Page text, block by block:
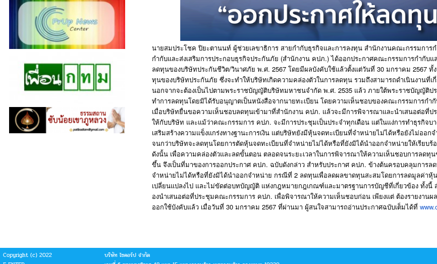
นายสมประโชค ปิยะตานนท์ ผู้ช่วยเลขาธิการ สายกำกับธุรกิจและการลงทุน สำนักงานคณะกรรมการ
กำกับและส่งเสริมการประกอบธุรกิจประกันภัย (สำนักงาน คปภ.) ได้ออกประกาศคณะกรรมการกำกับแ
ลดทุนของบริษัทประกันชีวิต/วินาศภัย พ.ศ. 2567 โดยมีผลบังคับใช้แล้วตั้งแต่วันที่ 30 มกราคม 2567 ทั้
ทุนของบริษัทประกันภัย ซึ่งจะทำให้บริษัทเกิดความคล่องตัวในการลดทุน รวมถึงสามารถดำเนินงานที่เกี่
นอกจากจะต้องเป็นไปตามพระราชบัญญัติบริษัทมหาชนจำกัด พ.ศ. 2535 แล้ว ภายใต้พระราชบัญญัติป
ทำการลดทุนโดยมิได้รับอนุญาตเป็นหนังสือจากนายทะเบียน โดยความเห็นชอบของคณะกรรมการกำ
เมื่อบริษัทยื่นขอความเห็นชอบลดทุนเข้ามาที่สำนักงาน คปภ. แล้วจะมีการพิจารณาและนำเสนอต่อที่ป
ให้กับบริษัท และแม้ว่าคณะกรรมการ คปภ. จะมีการประชุมเป็นประจำทุกเดือน แต่ในแง่การทำธุรกิจบา
เสริมสร้างความแข็งแกร่งทางฐานะการเงิน แต่บริษัทยังมีหุ้นจดทะเบียนที่จำหน่ายไม่ได้หรือยังไม่ออก
จนกว่าบริษัทจะลดทุนโดยการตัดหุ้นจดทะเบียนที่จำหน่ายไม่ได้หรือที่ยังมิได้นำออกจำหน่ายให้เรียบร้
ดังนั้น เพื่อความคล่องตัวและลดขั้นตอน ตลอดจนระยะเวลาในการพิจารณาให้ความเห็นชอบการลดทุ
ขึ้น จึงเป็นที่มาของการออกประกาศ คปภ. ฉบับดังกล่าว สำหรับประกาศ คปภ.ข้างต้นครอบคลุมการล
จำหน่ายไม่ได้หรือที่ยังมิได้นำออกจำหน่าย กรณีที่ 2 ลดทุนเพื่อลดผลขาดทุนสะสมโดยการลดมูลค่าหุ้น
เปลี่ยนแปลงไป และไม่ขัดต่อบทบัญญัติ แห่งกฎหมายกฎเกณฑ์และมาตรฐานการบัญชีที่เกี่ยวข้อง ทั้งนี้
องนำเสนอต่อที่ประชุมคณะกรรมการ คปภ. เพื่อพิจารณาให้ความเห็นชอบก่อน เพียงแต่ ต้องรายงาน
ออกใช้บังคับแล้ว เมื่อวันที่ 30มกราคม 2567ที่ผ่านมา ผู้สนใจสามารถอ่านประกาศฉบับเต็มได้ที่
Copyright (c) 2022
บริษัท ไซคอร์ป จำกัด